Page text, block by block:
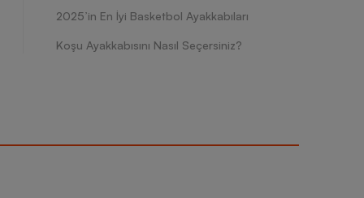
2025’in En İyi Basketbol Ayakkabıları
Koşu Ayakkabısını Nasıl Seçersiniz?